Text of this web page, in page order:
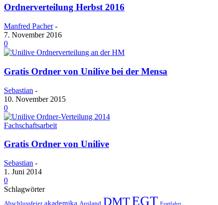
Ordnerverteilung Herbst 2016
Manfred Pacher -
7. November 2016
0
Gratis Ordner von Unilive bei der Mensa
Sebastian -
10. November 2015
0
Fachschaftsarbeit
Gratis Ordner von Unilive
Sebastian -
1. Juni 2014
0
Schlagwörter
Abschlussfeier akademika Ausland DMTEGT Erstifahrt